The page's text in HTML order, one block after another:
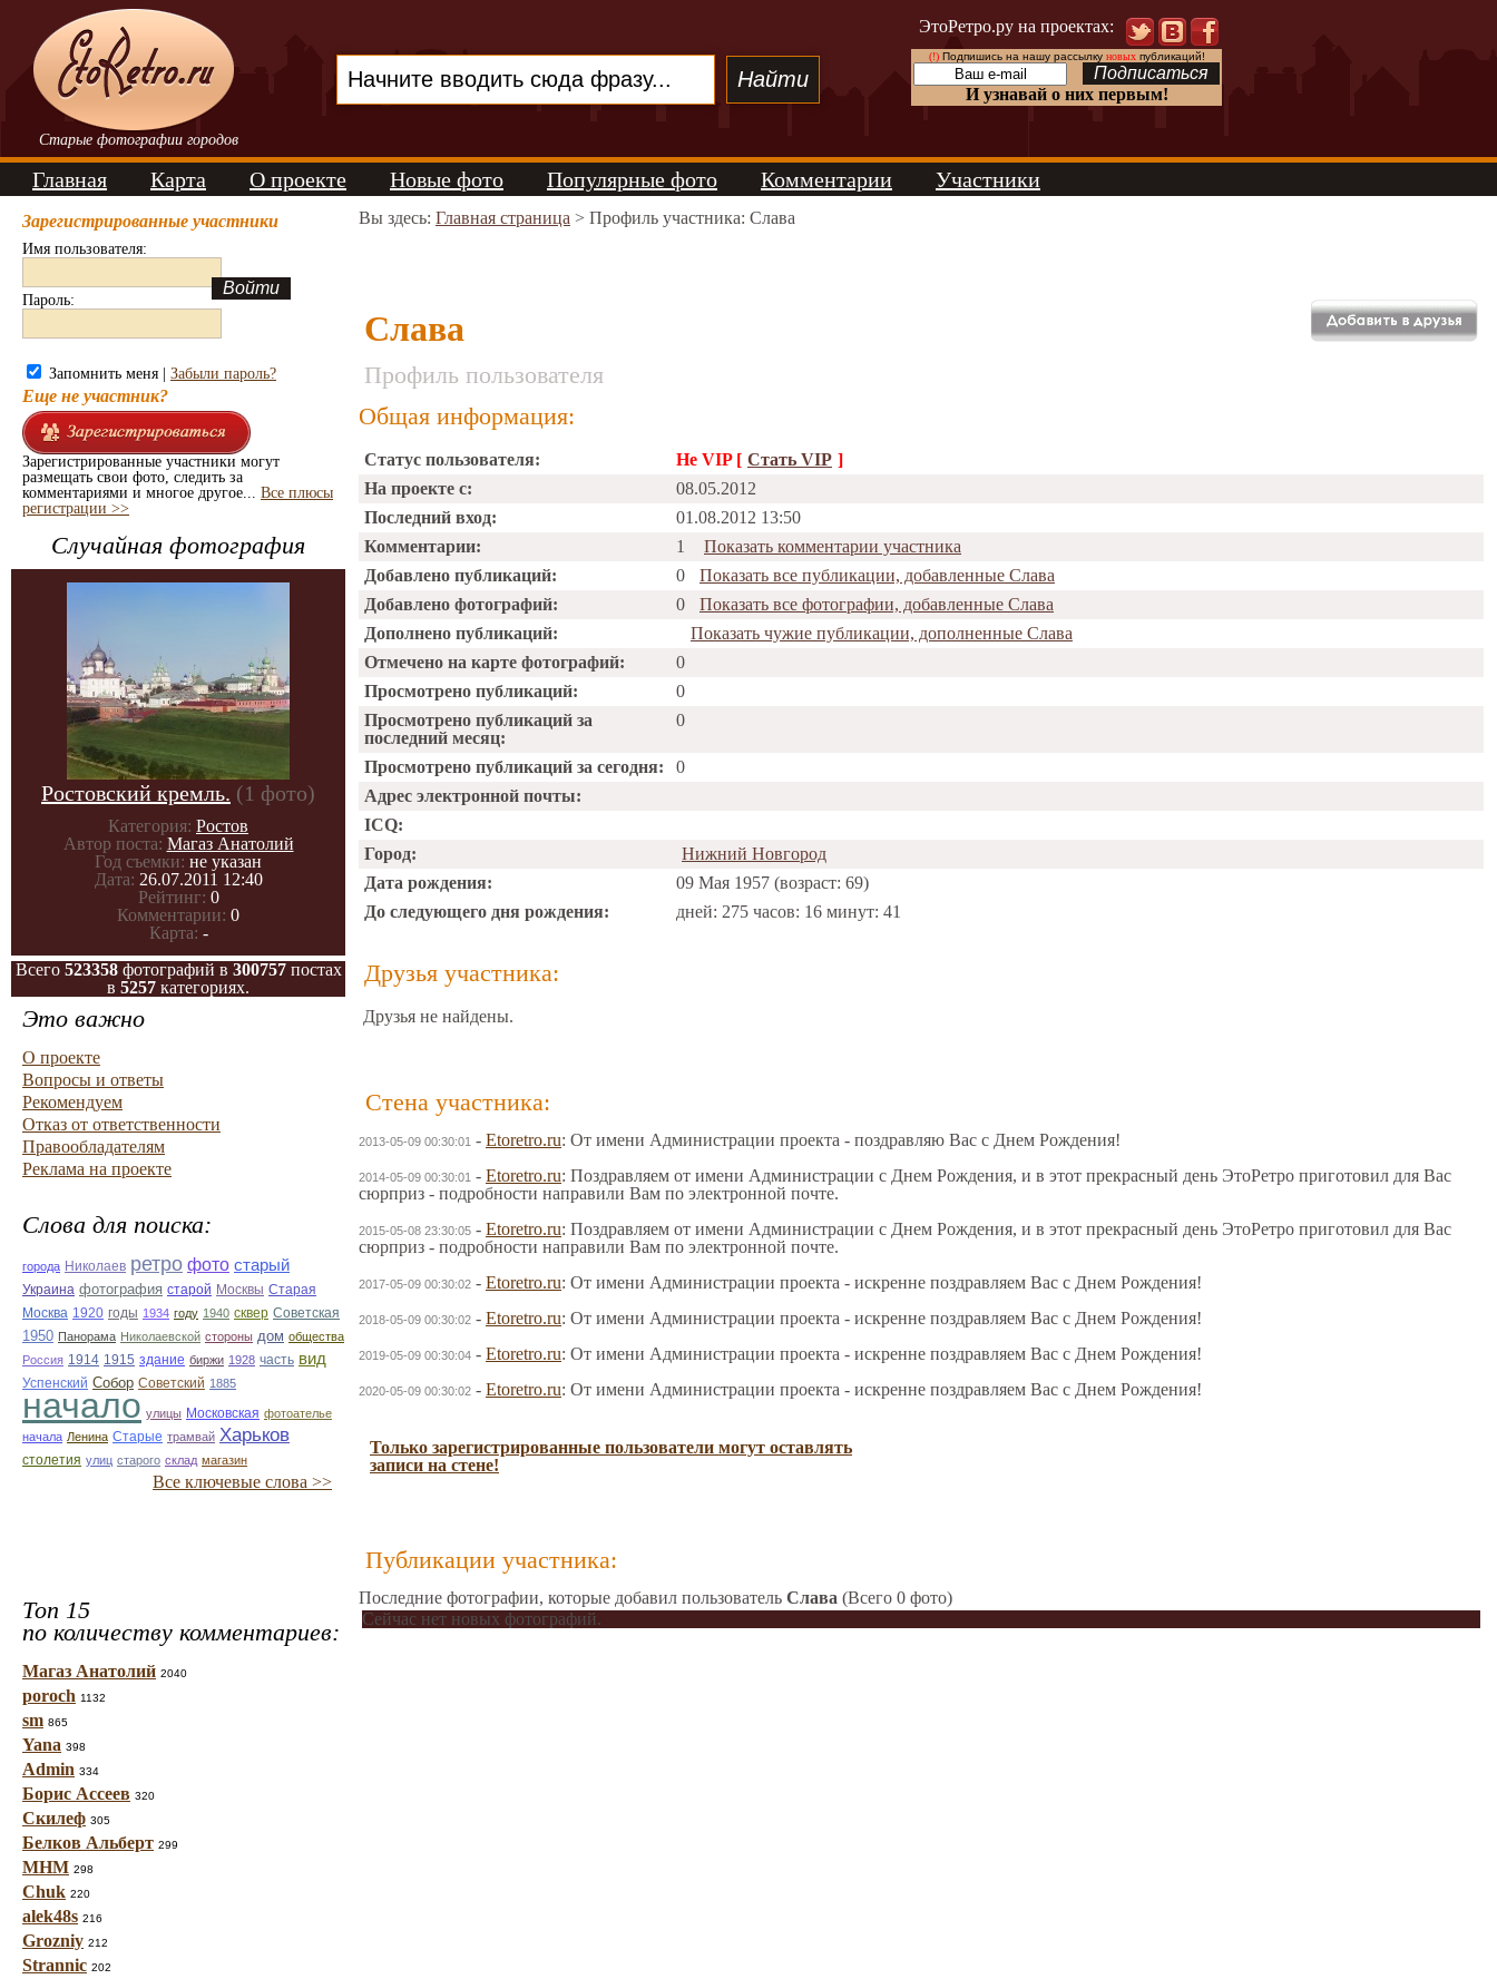
Старые фотографии городов
ЭтоРетро.ру на проектах:
(!)Подпишись на нашу рассылку новыхпубликаций!
И узнавай о них первым!
Главная Карта О проекте Новые фото Популярные фото Комментарии Участники
Зарегистрированные участники
Имя пользователя:
Пароль:
Запомнить меня | Забыли пароль?
Еще не участник?
Зарегистрированные участники могут
размещать свои фото, следить за
комментариями и многое другое... Все плюсы
регистрации >>
Случайная фотография
Ростовский кремль. (1 фото)
Категория: Ростов
Автор поста: Магаз Анатолий
Год съемки: не указан
Дата: 26.07.2011 12:40
Рейтинг: 0
Комментарии: 0
Карта: -
Всего 523358фотографий в 300757постах
в 5257 категориях.
Это важно
О проекте
Вопросы и ответы
Рекомендуем
Отказ от ответственности
Правообладателям
Реклама на проекте
Слова для поиска:
города Николаев ретро фото старый
Украина фотография старой Москвы Старая
Москва 1920 годы 1934 году 1940 сквер Советская
1950 Панорама Николаевской стороны дом общества
Россия 1914 1915 здание биржи 1928 часть вид
Успенский Собор Советский 1885
начало улицы Московская фотоателье
начала Ленина Старые трамвай Харьков
столетия улиц старого склад магазин
Все ключевые слова >>
Топ 15
по количеству комментариев:
Магаз Анатолий 2040
poroch 1132
sm 865
Yana 398
Admin 334
Борис Ассеев 320
Скилеф 305
Белков Альберт 299
МНМ 298
Chuk 220
alek48s 216
Grozniy 212
Strannic 202
Вы здесь: Главная страница > Профиль участника: Слава
Слава
Профиль пользователя
Общая информация:
Статус пользователя: Не VIP [ Стать VIP ]
На проекте с:
08.05.2012
Последний вход:
01.08.2012 13:50
Комментарии:
1
Показать комментарии участника
Добавлено публикаций:
0
Показать все публикации, добавленные Слава
Добавлено фотографий:
0
Показать все фотографии, добавленные Слава
Дополнено публикаций:
Показать чужие публикации, дополненные Слава
Отмечено на карте фотографий:
0
Просмотрено публикаций:
0
Просмотрено публикаций за
последний месяц:
0
Просмотрено публикаций за сегодня:
0
Адрес электронной почты:
ICQ:
Город:
Нижний Новгород
Дата рождения:
09 Мая 1957 (возраст: 69)
До следующего дня рождения:
дней: 275 часов: 16 минут: 41
Друзья участника:
Друзья не найдены.
Стена участника:
2013-05-09 00:30:01 - Etoretro.ru: От имени Администрации проекта - поздравляю Вас с Днем Рождения!
2014-05-09 00:30:01 - Etoretro.ru: Поздравляем от имени Администрации с Днем Рождения, и в этот прекрасный день ЭтоРетро приготовил для Вас
сюрприз - подробности направили Вам по электронной почте.
2015-05-08 23:30:05 - Etoretro.ru: Поздравляем от имени Администрации с Днем Рождения, и в этот прекрасный день ЭтоРетро приготовил для Вас
сюрприз - подробности направили Вам по электронной почте.
2017-05-09 00:30:02 - Etoretro.ru: От имени Администрации проекта - искренне поздравляем Вас с Днем Рождения!
2018-05-09 00:30:02 - Etoretro.ru: От имени Администрации проекта - искренне поздравляем Вас с Днем Рождения!
2019-05-09 00:30:04 - Etoretro.ru: От имени Администрации проекта - искренне поздравляем Вас с Днем Рождения!
2020-05-09 00:30:02 - Etoretro.ru: От имени Администрации проекта - искренне поздравляем Вас с Днем Рождения!
Только зарегистрированные пользователи могут оставлять
записи на стене!
Публикации участника:
Последние фотографии, которые добавил пользователь Слава (Всего 0 фото)
Сейчас нет новых фотографий.